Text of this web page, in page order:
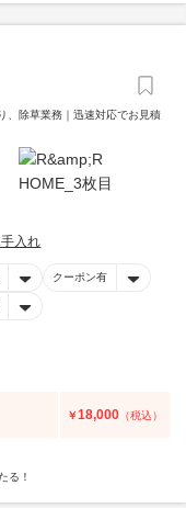
、除草業務｜迅速対応でお見積
入れ
クーポン有
￥18,000 （税込）
る！